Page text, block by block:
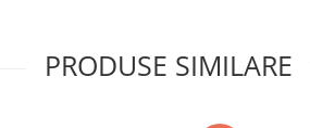
PRODUSE SIMILARE